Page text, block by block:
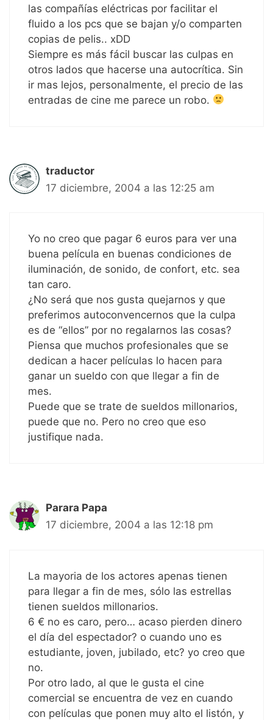
las compañías eléctricas por facilitar el
fluido a los pcs que se bajan y/o comparten
copias de pelis.. xDD
Siempre es más fácil buscar las culpas en
otros lados que hacerse una autocrítica. Sin
ir mas lejos, personalmente, el precio de las
entradas de cine me parece un robo.
traductor
17 diciembre, 2004 a las 12:25 am
Yo no creo que pagar 6 euros para ver una
buena película en buenas condiciones de
iluminación, de sonido, de confort, etc. sea
tan caro.
¿No será que nos gusta quejarnos y que
preferimos autoconvencernos que la culpa
es de “ellos” por no regalarnos las cosas?
Piensa que muchos profesionales que se
dedican a hacer películas lo hacen para
ganar un sueldo con que llegar a fin de
mes.
Puede que se trate de sueldos millonarios,
puede que no. Pero no creo que eso
justifique nada.
Parara Papa
17 diciembre, 2004 a las 12:18 pm
La mayoria de los actores apenas tienen
para llegar a fin de mes, sólo las estrellas
tienen sueldos millonarios.
6 € no es caro, pero… acaso pierden dinero
el día del espectador? o cuando uno es
estudiante, joven, jubilado, etc? yo creo que
no.
Por otro lado, al que le gusta el cine
comercial se encuentra de vez en cuando
con películas que ponen muy alto el listón, y